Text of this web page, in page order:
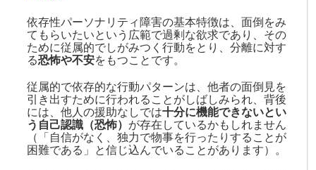
依存性パーソナリティ障害の基本特徴は、面倒をみ
てもらいたいという広範で過剰な欲求であり、その
ために従属的でしがみつく行動をとり、分離に対す
る恐怖や不安をもつことです。
従属的で依存的な行動パターンは、他者の面倒見を
引き出すために行われることがしばしみられ、背後
には、他人の援助なしでは十分に機能できないとい
う自己認識（恐怖） が存在しているかもしれません
（「自信がなく、独力で物事を行ったりすることが
困難である」と信じ込んでいることがあります）。